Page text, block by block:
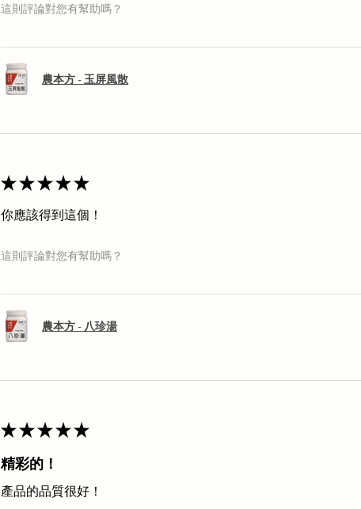
這則評論對您有幫助嗎？
農本方 - 玉屏風散
★★★★★
你應該得到這個！
這則評論對您有幫助嗎？
農本方 - 八珍湯
★★★★★
精彩的！
產品的品質很好！